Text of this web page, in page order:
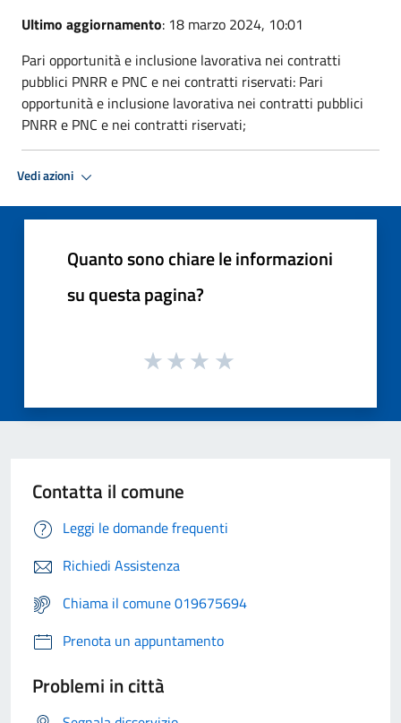
Ultimo aggiornamento: 18 marzo 2024, 10:01
Pari opportunità e inclusione lavorativa nei contratti
pubblici PNRR e PNC e nei contratti riservati: Pari
opportunità e inclusione lavorativa nei contratti pubblici
PNRR e PNC e nei contratti riservati;
Vedi azioni
Quanto sono chiare le informazioni
su questa pagina?
Contatta il comune
Leggi le domande frequenti
Richiedi Assistenza
Chiama il comune 019675694
Prenota un appuntamento
Problemi in città